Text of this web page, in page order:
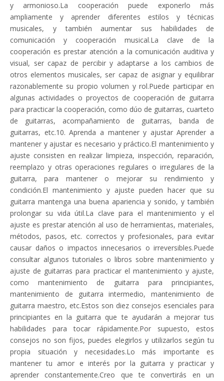
y armonioso.La cooperación puede exponerlo más
ampliamente y aprender diferentes estilos y técnicas
musicales, y también aumentar sus habilidades de
comunicación y cooperación musical.La clave de la
cooperación es prestar atención a la comunicación auditiva y
visual, ser capaz de percibir y adaptarse a los cambios de
otros elementos musicales, ser capaz de asignar y equilibrar
razonablemente su propio volumen y rol.Puede participar en
algunas actividades o proyectos de cooperación de guitarra
para practicar la cooperación, como dúo de guitarras, cuarteto
de guitarras, acompañamiento de guitarras, banda de
guitarras, etc.10. Aprenda a mantener y ajustar Aprender a
mantener y ajustar es necesario y práctico.El mantenimiento y
ajuste consisten en realizar limpieza, inspección, reparación,
reemplazo y otras operaciones regulares o irregulares de la
guitarra, para mantener o mejorar su rendimiento y
condición.El mantenimiento y ajuste pueden hacer que su
guitarra mantenga una buena apariencia y sonido, y también
prolongar su vida útil.La clave para el mantenimiento y el
ajuste es prestar atención al uso de herramientas, materiales,
métodos, pasos, etc. correctos y profesionales, para evitar
causar daños o impactos innecesarios o irreversibles.Puede
consultar algunos tutoriales o libros sobre mantenimiento y
ajuste de guitarras para practicar el mantenimiento y ajuste,
como mantenimiento de guitarra para principiantes,
mantenimiento de guitarra intermedio, mantenimiento de
guitarra maestro, etc.Estos son diez consejos esenciales para
principiantes en la guitarra que te ayudarán a mejorar tus
habilidades para tocar rápidamente.Por supuesto, estos
consejos no son fijos, puedes elegirlos y utilizarlos según tu
propia situación y necesidades.Lo más importante es
mantener tu amor e interés por la guitarra y practicar y
aprender constantemente.Creo que te convertirás en un